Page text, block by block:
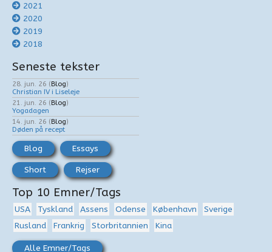
2021
2020
2019
2018
Seneste tekster
28. jun. 26 (Blog)
Christian IV i Liseleje
21. jun. 26 (Blog)
Yogadagen
14. jun. 26 (Blog)
Døden på recept
Blog Essays
Short Rejser
Top 10 Emner/Tags
USA Tyskland Assens Odense København
Sverige
Rusland
Frankrig Storbritannien Kina
Alle Emner/Tags